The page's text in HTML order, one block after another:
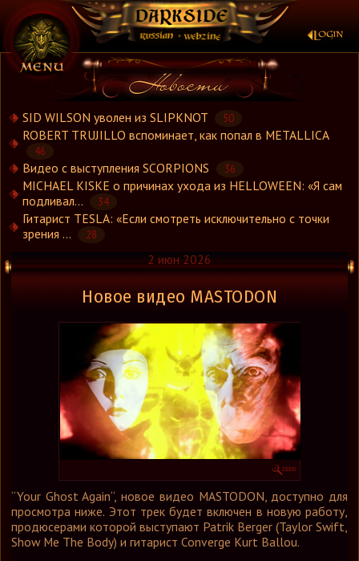
×
Новости
Новости.Рус
Концерты
Группы
Рецензии
Интервью
Стили
Графика
Форум
Ссылки
Контакты
SID WILSON уволен из SLIPKNOT 50
ROBERT TRUJILLO вспоминает, как попал в METALLICA
46
Видео с выступления SCORPIONS 36
MICHAEL KISKE о причинах ухода из HELLOWEEN: «Я сам
подливал...
34
Гитарист TESLA: «Если смотреть исключительно с точки
зрения ...
28
2 июн 2026
Новое видео MASTODON
“Your Ghost Again“, новое видео MASTODON, доступно для
просмотра ниже. Этот трек будет включен в новую работу,
продюсерами которой выступают Patrik Berger (Taylor Swift,
Show Me The Body) и гитарист Converge Kurt Ballou.